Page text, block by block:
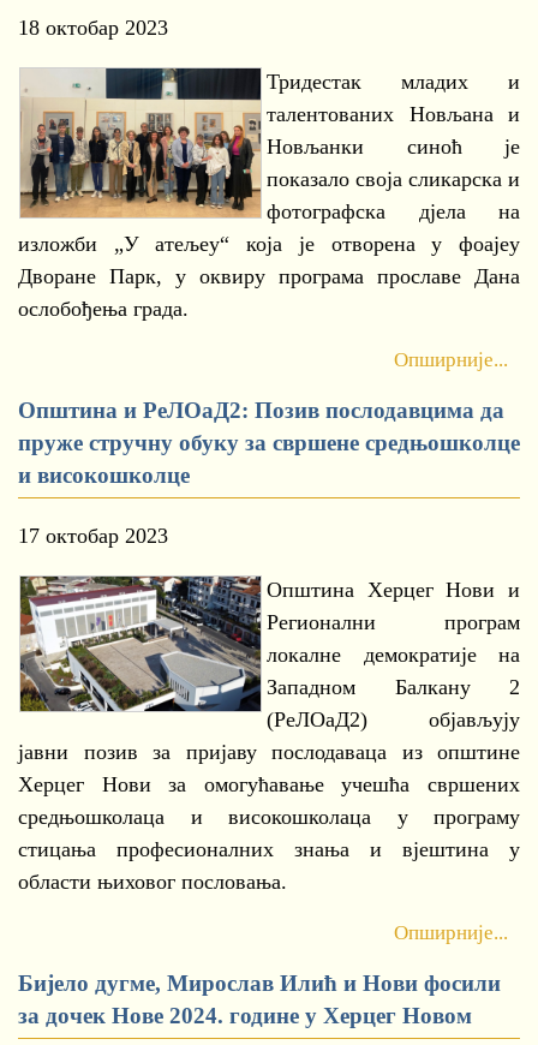
18 октобар 2023
Тридестак младих и
талентованих Новљана и
Новљанки синоћ је
показало своја сликарска и
фотографска дјела на
изложби „У атељеу“ која је отворена у фоајеу
Дворане Парк, у оквиру програма прославе Дана
ослобођења града.
Опширније...
Општина и РеЛОаД2: Позив послодавцима да
пруже стручну обуку за свршене средњошколце
и високошколце
17 октобар 2023
Општина Херцег Нови и
Регионални програм
локалне демократије на
Западном Балкану 2
(РеЛОаД2) објављују
јавни позив за пријаву послодаваца из општине
Херцег Нови за омогућавање учешћа свршених
средњошколаца и високошколаца у програму
стицања професионалних знања и вјештина у
области њиховог пословања.
Опширније...
Бијело дугме, Мирослав Илић и Нови фосили
за дочек Нове 2024. године у Херцег Новом